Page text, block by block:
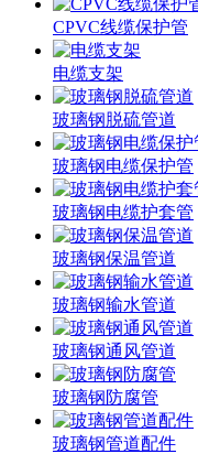
CPVC线缆保护管
电缆支架
玻璃钢脱硫管道
玻璃钢电缆保护管
玻璃钢电缆护套管
玻璃钢保温管道
玻璃钢输水管道
玻璃钢通风管道
玻璃钢防腐管
玻璃钢管道配件